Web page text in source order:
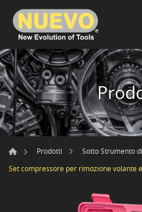
Prodotti
Sotto Strumento
Set compressore per rimozione volante